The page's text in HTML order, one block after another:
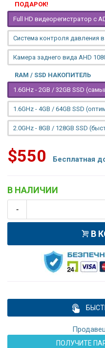
ПОДАРОК!
Full HD видеорегистратор с
Система контроля давления в
Камера заднего вида AHD
RAM / SSD НАКОПИТЕЛЬ
1.6GHz - 2GB / 32GB SSD
1.6GHz - 4GB / 64GB SSD
2.0GHz - 8GB / 128GB SSD
$550 Бесплатная
В НАЛИЧИИ
-
В
ПОЛУЧИТЕ